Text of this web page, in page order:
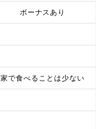
ボーナスあり
家で食べることは少ない